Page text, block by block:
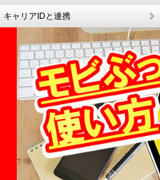
キャリアIDと連携